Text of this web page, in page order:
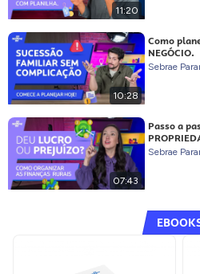
11:20
10:28
Como
NEGÓCIO.
Sebrae
07:43
Passo a
Sebrae